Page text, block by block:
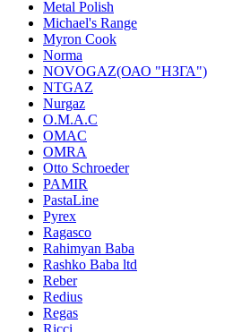
Metal Polish
Michael's Range
Myron Cook
Norma
NOVOGAZ(ОАО "НЗГА")
NTGAZ
Nurgaz
O.M.A.C
OMAC
OMRA
Otto Schroeder
PAMIR
PastaLine
Pyrex
Ragasco
Rahimyan Baba
Rashko Baba ltd
Reber
Redius
Regas
Ricci